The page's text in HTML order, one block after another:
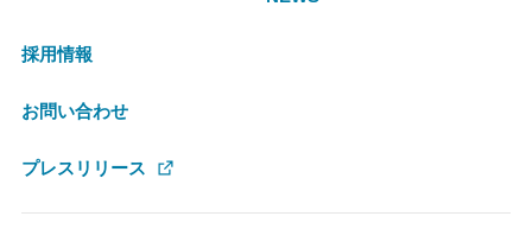
採用情報
お問い合わせ
プレスリリース